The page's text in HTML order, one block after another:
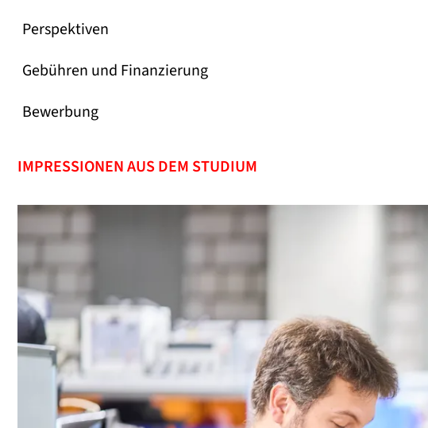
Perspektiven
Gebühren und Finanzierung
Bewerbung
IMPRESSIONEN AUS DEM STUDIUM